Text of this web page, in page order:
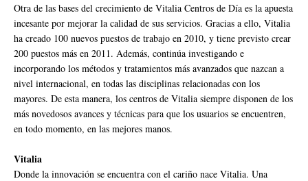
Otra de las bases del crecimiento de Vitalia Centros de Día es la apuesta
incesante por mejorar la calidad de sus servicios. Gracias a ello, Vitalia
ha creado 100 nuevos puestos de trabajo en 2010, y tiene previsto crear
200 puestos más en 2011. Además, continúa investigando e
incorporando los métodos y tratamientos más avanzados que nazcan a
nivel internacional, en todas las disciplinas relacionadas con los
mayores. De esta manera, los centros de Vitalia siempre disponen de los
más novedosos avances y técnicas para que los usuarios se encuentren,
en todo momento, en las mejores manos.
Vitalia
Donde la innovación se encuentra con el cariño nace Vitalia. Una